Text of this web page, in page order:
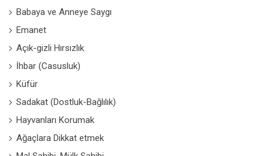
Babaya ve Anneye Saygı
Emanet
Açık-gizli Hırsızlık
İhbar (Casusluk)
Küfür
Sadakat (Dostluk-Bağlılık)
Hayvanları Korumak
Ağaçlara Dikkat etmek